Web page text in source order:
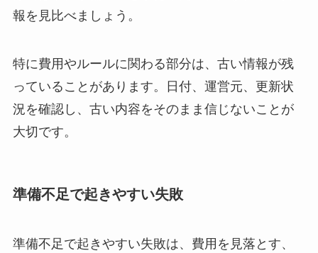
報を見比べましょう。
特に費用やルールに関わる部分は、古い情報が残
っていることがあります。日付、運営元、更新状
況を確認し、古い内容をそのまま信じないことが
大切です。
準備不足で起きやすい失敗
準備不足で起きやすい失敗は、費用を見落とす、